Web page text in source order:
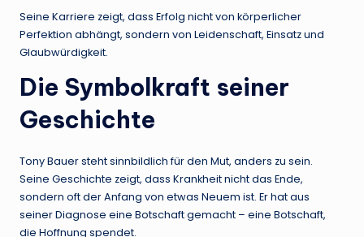
Seine Karriere zeigt, dass Erfolg nicht von körperlicher
Perfektion abhängt, sondern von Leidenschaft, Einsatz und
Glaubwürdigkeit.
Die Symbolkraft seiner
Geschichte
Tony Bauer steht sinnbildlich für den Mut, anders zu sein.
Seine Geschichte zeigt, dass Krankheit nicht das Ende,
sondern oft der Anfang von etwas Neuem ist. Er hat aus
seiner Diagnose eine Botschaft gemacht – eine Botschaft,
die Hoffnung spendet.